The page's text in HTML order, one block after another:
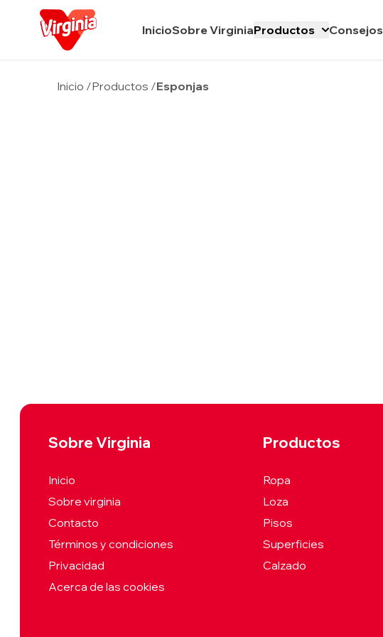
InicioSobre VirginiaProductos Consejos
Inicio /Productos /Esponjas
Sobre Virginia
Inicio
Sobre virginia
Contacto
Términos y condiciones
Privacidad
Acerca de las cookies
Productos
Ropa
Loza
Pisos
Superficies
Calzado